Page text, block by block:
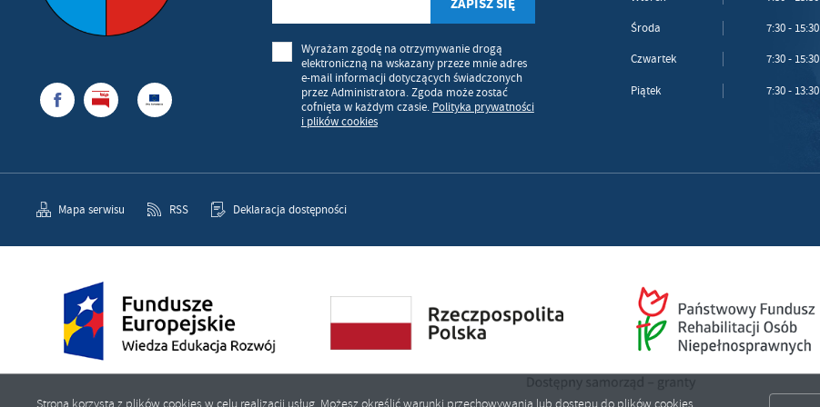
Wyrażam zgodę na otrzymywanie drogą
elektroniczną na wskazany przeze mnie adres
e-mail informacji dotyczących świadczonych
przez Administratora. Zgoda może zostać
cofnięta w każdym czasie. Polityka prywatności
i plików cookies
Środa 7:30 - 15:30
Czwartek 7:30 - 15:30
Piątek 7:30 - 13:30
Mapa serwisu RSS Deklaracja dostępności
Strona korzysta z plików cookies w celu realizacji usług. Możesz określić warunki przechowywania lub dostępu do plików cookies